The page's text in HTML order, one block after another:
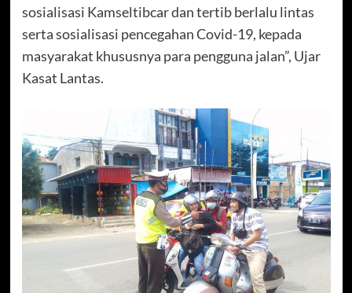
sosialisasi Kamseltibcar dan tertib berlalu lintas
serta sosialisasi pencegahan Covid-19, kepada
masyarakat khususnya para pengguna jalan”, Ujar
Kasat Lantas.